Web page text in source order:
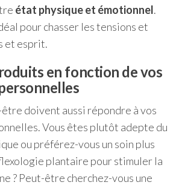
état physique et émotionnel.
pour chasser les tensions et
et esprit.
en fonction de vos
doivent aussi répondre à vos
Vous êtes plutôt adepte du
ou préférez-vous un soin plus
plantaire pour stimuler la
? Peut-être cherchez-vous une